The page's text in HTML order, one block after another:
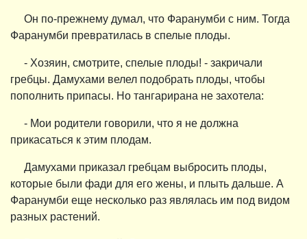
Он по-прежнему думал, что Фаранумби с ним. Тогда
Фаранумби превратилась в спелые плоды.
- Хозяин, смотрите, спелые плоды! - закричали
гребцы. Дамухами велел подобрать плоды, чтобы
пополнить припасы. Но тангарирана не захотела:
- Мои родители говорили, что я не должна
прикасаться к этим плодам.
Дамухами приказал гребцам выбросить плоды,
которые были фади для его жены, и плыть дальше. А
Фаранумби еще несколько раз являлась им под видом
разных растений.